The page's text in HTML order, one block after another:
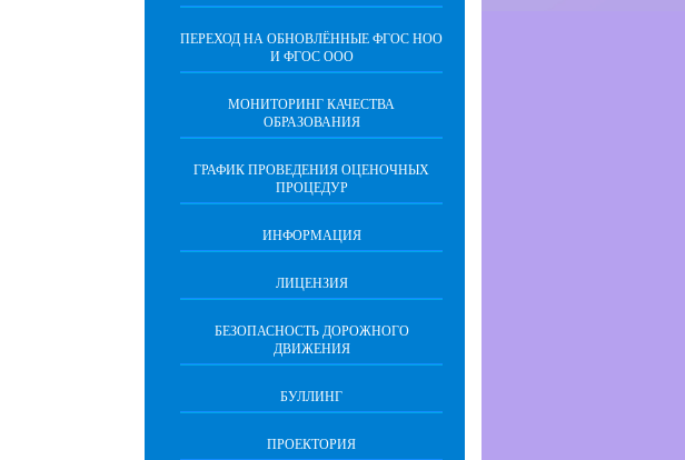
ПЕРЕХОД НА ОБНОВЛЁННЫЕ ФГОС НОО
И ФГОС ООО
МОНИТОРИНГ КАЧЕСТВА
ОБРАЗОВАНИЯ
ГРАФИК ПРОВЕДЕНИЯ ОЦЕНОЧНЫХ
ПРОЦЕДУР
ИНФОРМАЦИЯ
ЛИЦЕНЗИЯ
БЕЗОПАСНОСТЬ ДОРОЖНОГО
ДВИЖЕНИЯ
БУЛЛИНГ
ПРОЕКТОРИЯ